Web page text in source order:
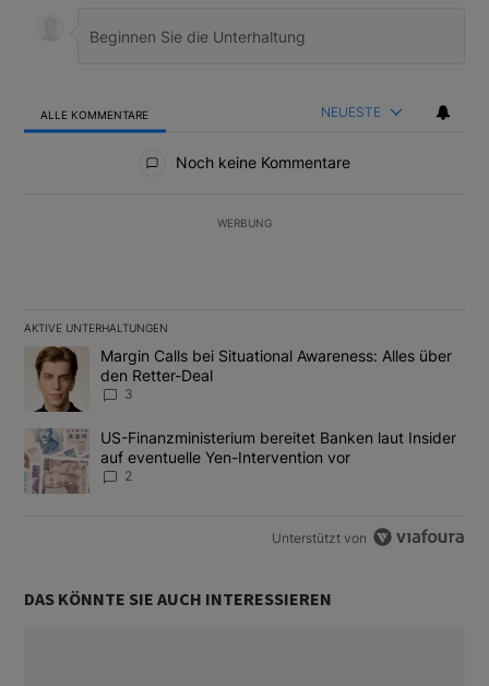
ALLE KOMMENTARE NEUESTE
Noch keine Kommentare
WERBUNG
AKTIVE UNTERHALTUNGEN
Das Folgende ist eine Liste der am meisten kommentierten
Ein Trendartikel mit dem Titel "Margin Calls bei Situational
Margin Calls bei Situational Awareness: Alles über
den Retter-Deal
3
Ein Trendartikel mit dem Titel "US-Finanzministerium bereitet
US-Finanzministerium bereitet Banken laut Insider
auf eventuelle Yen-Intervention vor
2
Unterstützt von
DAS KÖNNTE SIE AUCH INTERESSIEREN